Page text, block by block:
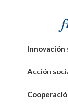
Innovación
Acción